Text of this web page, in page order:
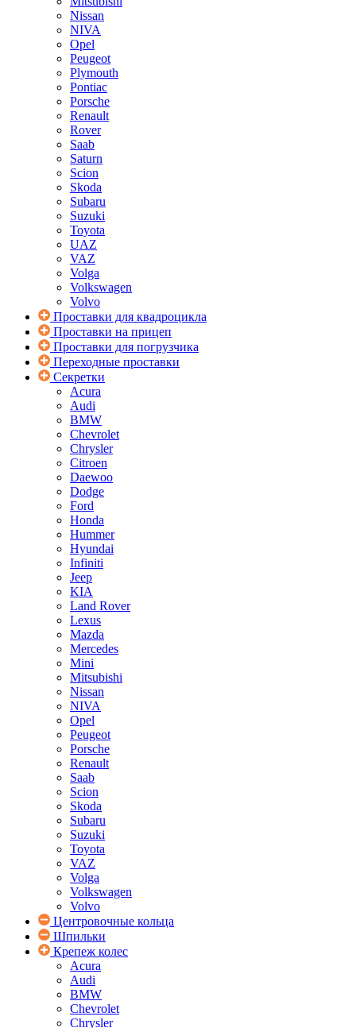
Nissan
NIVA
Opel
Peugeot
Plymouth
Pontiac
Porsche
Renault
Rover
Saab
Saturn
Scion
Skoda
Subaru
Suzuki
Toyota
UAZ
VAZ
Volga
Volkswagen
Volvo
Проставки для квадроцикла
Проставки на прицеп
Проставки для погрузчика
Переходные проставки
Секретки
Acura
Audi
BMW
Chevrolet
Chrysler
Citroen
Daewoo
Dodge
Ford
Honda
Hummer
Hyundai
Infiniti
Jeep
KIA
Land Rover
Lexus
Mazda
Mercedes
Mini
Mitsubishi
Nissan
NIVA
Opel
Peugeot
Porsche
Renault
Saab
Scion
Skoda
Subaru
Suzuki
Toyota
VAZ
Volga
Volkswagen
Volvo
Центровочные кольца
Шпильки
Крепеж колес
Acura
Audi
BMW
Chevrolet
Chrysler